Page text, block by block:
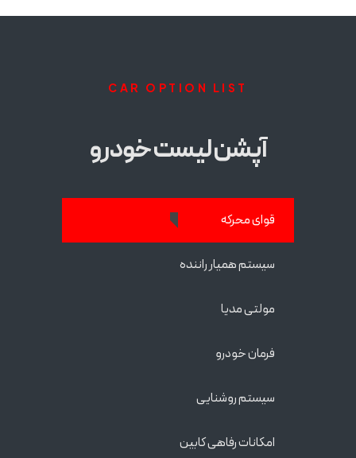
CAR OPTION LIST
آپشن لیست خودرو
قوای محرکه
سیستم همیار راننده
مولتی مدیا
فرمان خودرو
سیستم‌ روشنایی
امکانات رفاهی کابین